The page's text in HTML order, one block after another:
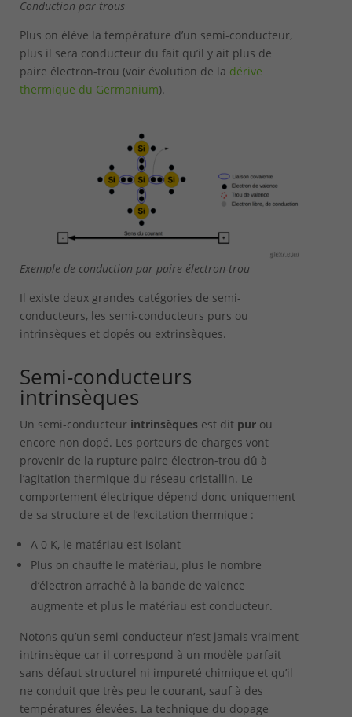
Conduction par trous
Plus on élève la température d’un semi-conducteur,
plus il sera conducteur du fait qu’il y ait plus de
paire électron-trou (voir évolution de la dérive
thermique du Germanium).
Exemple de conduction par paire électron-trou
Il existe deux grandes catégories de semi-
conducteurs, les semi-conducteurs purs ou
intrinsèques et dopés ou extrinsèques.
Semi-conducteurs
intrinsèques
Un semi-conducteur intrinsèques est dit purou
encore non dopé. Les porteurs de charges vont
provenir de la rupture paire électron-trou dû à
l’agitation thermique du réseau cristallin. Le
comportement électrique dépend donc uniquement
de sa structure et de l’excitation thermique :
A 0 K, le matériau est isolant
Plus on chauffe le matériau, plus le nombre
d’électron arraché à la bande de valence
augmente et plus le matériau est conducteur.
Notons qu’un semi-conducteur n’est jamais vraiment
intrinsèque car il correspond à un modèle parfait
sans défaut structurel ni impureté chimique et qu’il
ne conduit que très peu le courant, sauf à des
températures élevées. La technique du dopage